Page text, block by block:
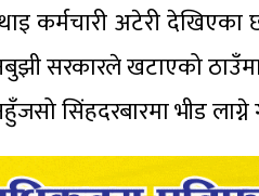
कर्मचारी अटेरी
सरकारले खटाएको
सिंहदरबारमा भीड